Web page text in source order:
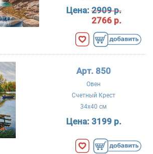
Цена:2909 р.
2766 р.
Арт. 850
Овен
Счетный Крест
34x40 см
Цена: 3199 р.